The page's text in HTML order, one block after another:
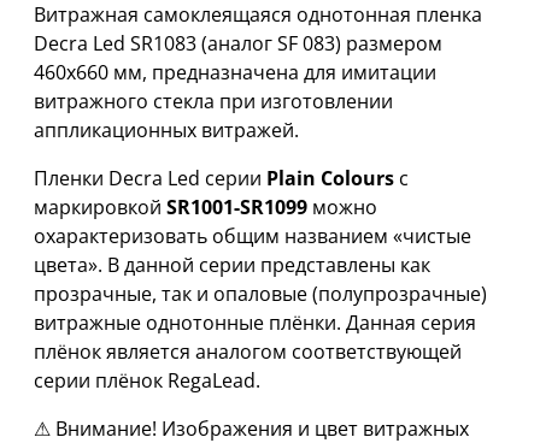
Витражная самоклеящаяся однотонная пленка
Decra Led SR1083 (аналог SF 083) размером
460х660 мм, предназначена для имитации
витражного стекла при изготовлении
аппликационных витражей.
Пленки Decra Led серии Plain Colours с
маркировкой SR1001-SR1099 можно
охарактеризовать общим названием «чистые
цвета». В данной серии представлены как
прозрачные, так и опаловые (полупрозрачные)
витражные однотонные плёнки. Данная серия
плёнок является аналогом соответствующей
серии плёнок RegaLead.
⚠ Внимание! Изображения и цвет витражных